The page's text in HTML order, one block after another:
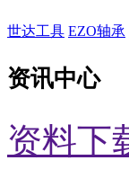
世达工具 EZO轴承
资讯中心
资料下